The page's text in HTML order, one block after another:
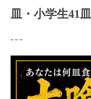
皿・小学生41皿